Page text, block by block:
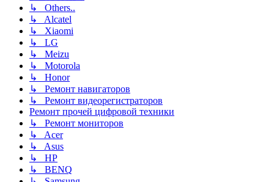
↳ Others..
↳ Alcatel
↳ Xiaomi
↳ LG
↳ Meizu
↳ Motorola
↳ Honor
↳ Ремонт навигаторов
↳ Ремонт видеорегистраторов
Ремонт прочей цифровой техники
↳ Ремонт мониторов
↳ Acer
↳ Asus
↳ HP
↳ BENQ